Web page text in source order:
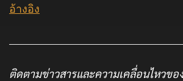
อ้างอิง
ติดตามข่าวสารและความเคลื่อนไหวขอ